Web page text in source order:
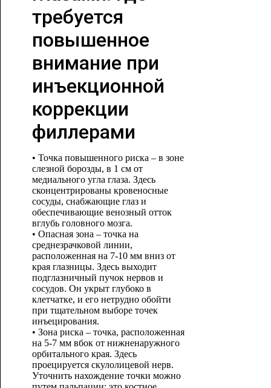
требуется
повышенное
внимание при
инъекционной
коррекции
филлерами
• Точка повышенного риска – в зоне
слезной борозды, в 1 см от
медиального угла глаза. Здесь
сконцентрированы кровеносные
сосуды, снабжающие глаз и
обеспечивающие венозный отток
вглубь головного мозга.
• Опасная зона – точка на
среднезрачковой линии,
расположенная на 7-10 мм вниз от
края глазницы. Здесь выходит
подглазничный пучок нервов и
сосудов. Он укрыт глубоко в
клетчатке, и его нетрудно обойти
при тщательном выборе точек
инъецирования.
• Зона риска – точка, расположенная
на 5-7 мм вбок от нижненаружного
орбитального края. Здесь
проецируется скулолицевой нерв.
Уточнить нахождение точки можно